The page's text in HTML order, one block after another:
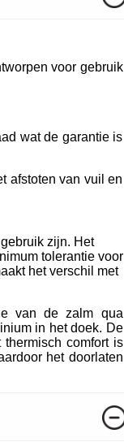
voor gebruik
wat de garantie is
afstoten van vuil en
zijn. Het
tolerantie voor
het verschil met
van de zalm qua
in het doek. De
thermisch comfort is
het doorlaten